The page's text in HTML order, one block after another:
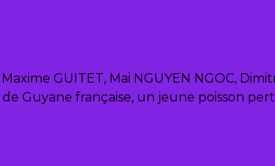
GUITET, Mai NGUYEN NGOC,
de Guyane française, un jeune poisson